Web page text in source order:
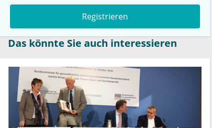
Registrieren
Das könnte Sie auch interessieren